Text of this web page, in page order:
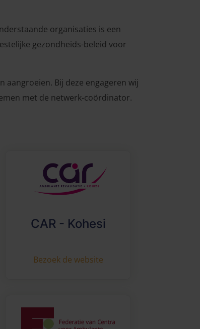
organisaties is een
gezondheids-beleid voor
aangroeien. Bij deze engageren wij
met de netwerk-coördinator.
CAR - Kohesi
Bezoek de website